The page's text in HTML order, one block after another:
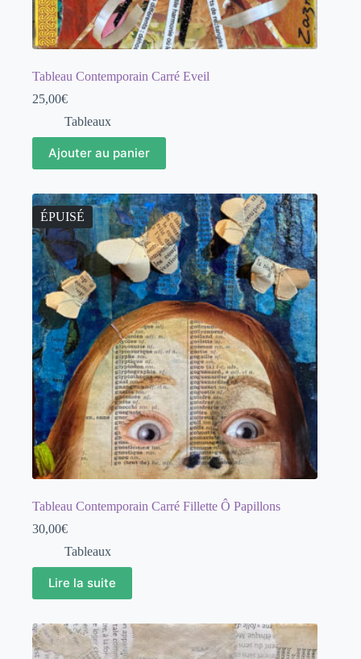
Tableau Contemporain Carré Eveil
25,00€
Tableaux
Ajouter au panier
ÉPUISÉ
Tableau Contemporain Carré Fillette Ô Papillons
30,00€
Tableaux
Lire la suite